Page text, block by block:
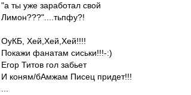
"а ты уже заработал свой
Лимон???"....тьпфу?!
ОуКБ, Хей,Хей,Хей!!!!
Покажи фанатам сиськи!!!-:)
Егор Титов гол забьет
И коням/бАмжам Писец придет!!!